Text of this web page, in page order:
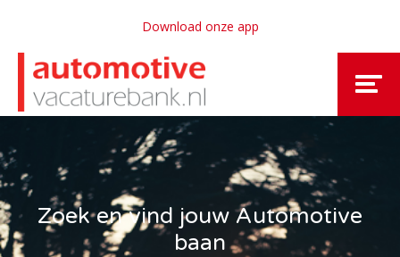
Download onze app
Zoek en vind jouw Automotive
baan